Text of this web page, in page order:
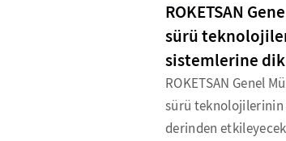
ROKETSAN
sürü
sistemlerine
ROKETSAN Genel
sürü
derinden